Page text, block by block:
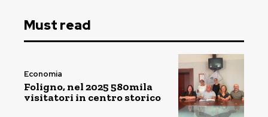
Must read
Economia
Foligno, nel 2025 580mila
visitatori in centro storico